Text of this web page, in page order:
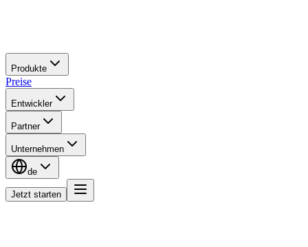
Produkte
Preise
Entwickler
Partner
Unternehmen
de
Jetzt starten